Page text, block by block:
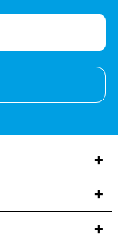
+
+
+